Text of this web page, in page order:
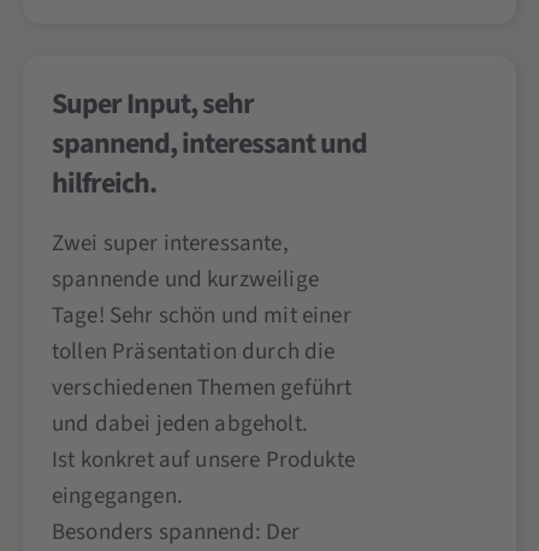
Super Input, sehr
spannend, interessant und
hilfreich.
Zwei super interessante,
spannende und kurzweilige
Tage! Sehr schön und mit einer
tollen Präsentation durch die
verschiedenen Themen geführt
und dabei jeden abgeholt.
Ist konkret auf unsere Produkte
eingegangen.
Besonders spannend: Der